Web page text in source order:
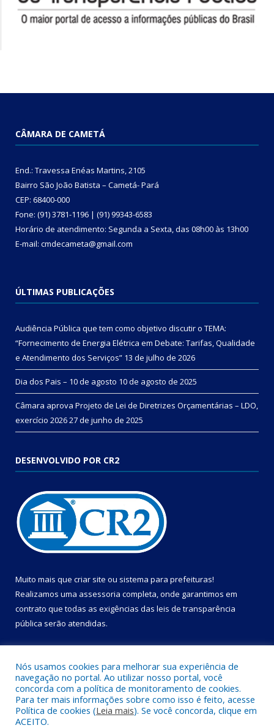
CÂMARA DE CAMETÁ
End.: Travessa Enéas Martins, 2105
Bairro São João Batista – Cametá- Pará
CEP: 68400-000
Fone: (91) 3781-1196 | (91) 99343-6583
Horário de atendimento: Segunda a Sexta, das 08h00 às 13h00
E-mail: cmdecameta@gmail.com
ÚLTIMAS PUBLICAÇÕES
Audiência Pública que tem como objetivo discutir o TEMA:
“Fornecimento de Energia Elétrica em Debate: Tarifas, Qualidade
e Atendimento dos Serviços” 13 de julho de 2026
Dia dos Pais – 10 de agosto 10 de agosto de 2025
Câmara aprova Projeto de Lei de Diretrizes Orçamentárias – LDO,
exercício 202627 de junho de 2025
DESENVOLVIDO POR CR2
Muito mais que criar site ou sistema para prefeituras!
Realizamos uma assessoria completa, onde garantimos em
contrato que todas as exigências das leis de transparência
pública serão atendidas.
Todos os direitos reservados a Câmara Municipal de Cametá.
Nós usamos cookies para melhorar sua experiência de
navegação no portal. Ao utilizar nosso portal, você
concorda com a política de monitoramento de cookies.
Para ter mais informações sobre como isso é feito, acesse
Política de cookies (Leia mais). Se você concorda, clique em
ACEITO.